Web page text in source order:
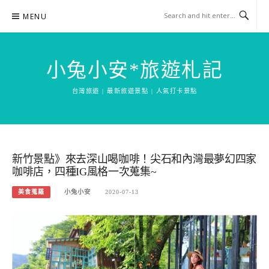
content
MENU
小兔小安*旅遊札記
台灣旅遊 | 最新旅遊景點 | 人氣打卡景點
新竹景點》來去深山喝咖啡！尖石和內灣最夢幻四家
咖啡店，四種IG風格一次蒐集~
美食蒐羅 小兔小安 2020-07-13